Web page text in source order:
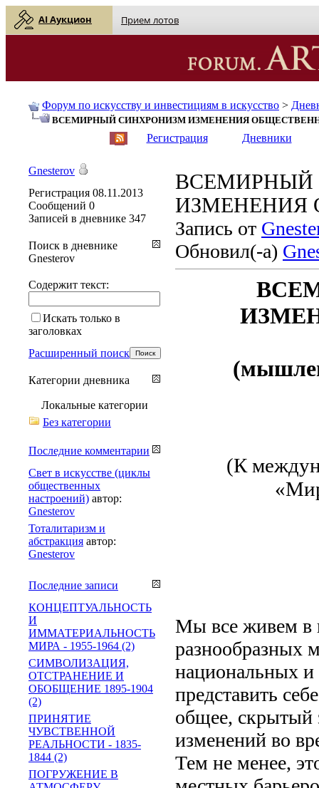
AI Аукцион Прием лотов
Форум по искусству и инвестициям в искусство >
ВСЕМИРНЫЙ СИНХРОНИЗМ ИЗМЕНЕНИЯ
Регистрация Дневники
ВСЕМИРНЫЙ
ИЗМЕНЕНИЯ
Запись от
Обновил(-а)
(К
Мы все живем в
разнообразных
национальных и
представить
общее, скрытый
изменений во
Тем не менее,
Gnesterov
Регистрация 08.11.2013
Сообщений 0
Записей в дневнике 347
Поиск в дневнике
Gnesterov
Содержит текст:
Искать только в
заголовках
Расширенный поиск
Категории дневника
Локальные категории
Без категории
Последние комментарии
Свет в искусстве (циклы
общественных
настроений) автор:
Gnesterov
Тоталитаризм и
абстракция автор:
Gnesterov
Последние записи
КОНЦЕПТУАЛЬНОСТЬ
И
ИММАТЕРИАЛЬНОСТЬ
МИРА - 1955-1964 (2)
СИМВОЛИЗАЦИЯ,
ОТСТРАНЕНИЕ И
ОБОБЩЕНИЕ 1895-1904
(2)
ПРИНЯТИЕ
ЧУВСТВЕННОЙ
РЕАЛЬНОСТИ - 1835-
1844 (2)
ПОГРУЖЕНИЕ В